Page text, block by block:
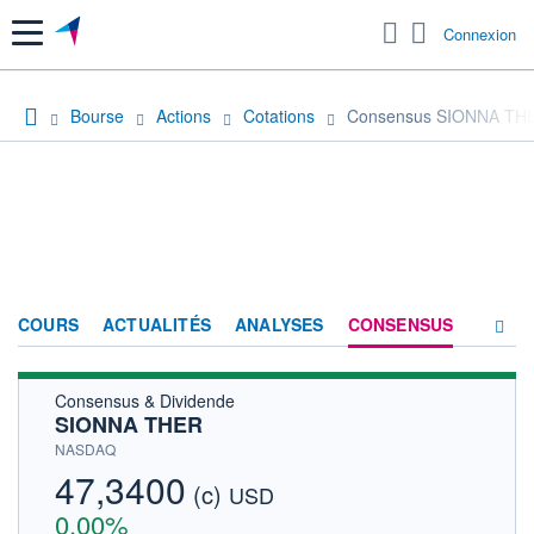
Menu Connexion
Bourse Actions Cotations Consensus SIONNA
COURS ACTUALITÉS ANALYSES CONSENSUS
ACTIONNAIRES
Consensus & Dividende
SIONNA THER
NASDAQ
47,3400 (c) USD
0,00%